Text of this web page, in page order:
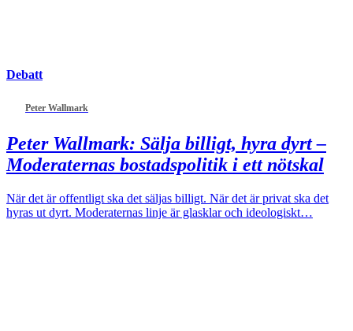
Debatt
Peter Wallmark
Peter Wallmark: Sälja billigt, hyra dyrt –
Moderaternas bostadspolitik i ett nötskal
När det är offentligt ska det säljas billigt. När det är privat ska det
hyras ut dyrt. Moderaternas linje är glasklar och ideologiskt…